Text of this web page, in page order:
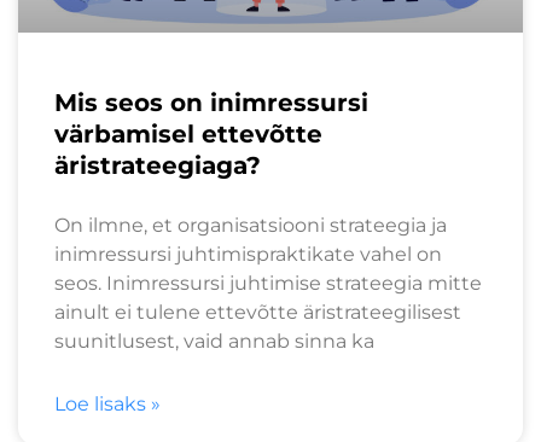
Mis seos on inimressursi
värbamisel ettevõtte
äristrateegiaga?
On ilmne, et organisatsiooni strateegia ja
inimressursi juhtimispraktikate vahel on
seos. Inimressursi juhtimise strateegia mitte
ainult ei tulene ettevõtte äristrateegilisest
suunitlusest, vaid annab sinna ka
Loe lisaks »